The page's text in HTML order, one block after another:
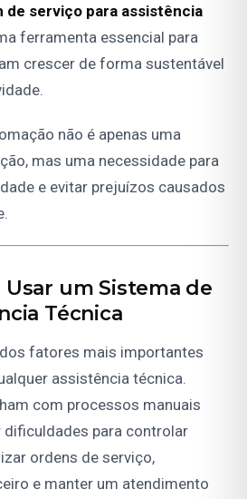
de serviço para assistência
ferramenta essencial para
crescer de forma sustentável
não é apenas uma
mas uma necessidade para
e evitar prejuízos causados
um Sistema de
Técnica
fatores mais importantes
assistência técnica.
com processos manuais
para controlar
ordens de serviço,
e manter um atendimento